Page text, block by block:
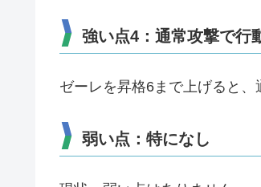
強い点4：通常攻撃で行
ゼーレを昇格6まで上げると、
弱い点：特になし